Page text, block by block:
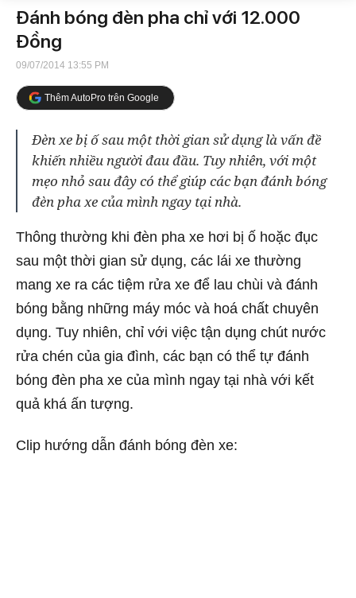
Đánh bóng đèn pha chỉ với 12.000
Đồng
09/07/2014 13:55 PM
Thêm AutoPro trên Google
Đèn xe bị ố sau một thời gian sử dụng là vấn đề
khiến nhiều người đau đầu. Tuy nhiên, với một
mẹo nhỏ sau đây có thể giúp các bạn đánh bóng
đèn pha xe của mình ngay tại nhà.
Thông thường khi đèn pha xe hơi bị ố hoặc đục
sau một thời gian sử dụng, các lái xe thường
mang xe ra các tiệm rửa xe để lau chùi và đánh
bóng bằng những máy móc và hoá chất chuyên
dụng. Tuy nhiên, chỉ với việc tận dụng chút nước
rửa chén của gia đình, các bạn có thể tự đánh
bóng đèn pha xe của mình ngay tại nhà với kết
quả khá ấn tượng.
Clip hướng dẫn đánh bóng đèn xe: